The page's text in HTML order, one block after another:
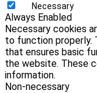
Necessary
Always Enabled
Necessary cookies
to function properly.
that ensures basic
the website. These
information.
Non-necessary